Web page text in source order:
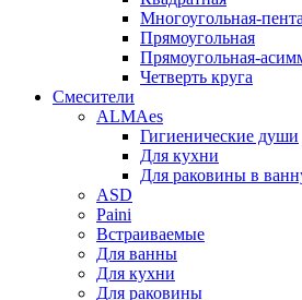
Многоугольная-
Прямоугольная
Прямоугольная-
Четверть круга
Смесители
ALMAes
Гигиенические души
Для кухни
Для раковины в
ASD
Paini
Встраиваемые
Для ванны
Для кухни
Для раковины